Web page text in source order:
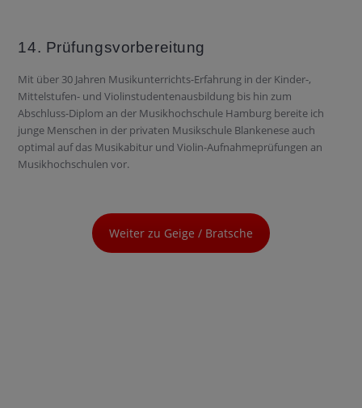
14. Prüfungsvorbereitung
Mit über 30 Jahren Musikunterrichts-Erfahrung in der Kinder-,
Mittelstufen- und Violinstudentenausbildung bis hin zum
Abschluss-Diplom an der Musikhochschule Hamburg bereite ich
junge Menschen in der privaten Musikschule Blankenese auch
optimal auf das Musikabitur und Violin-Aufnahmeprüfungen an
Musikhochschulen vor.
Weiter zu Geige / Bratsche